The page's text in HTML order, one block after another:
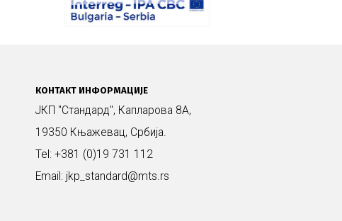
КОНТАКТ ИНФОРМАЦИЈЕ
ЈКП "Стандард", Капларова 8А,
19350 Књажевац, Србија.
Tel: +381 (0)19 731 112
Email: jkp_standard@mts.rs